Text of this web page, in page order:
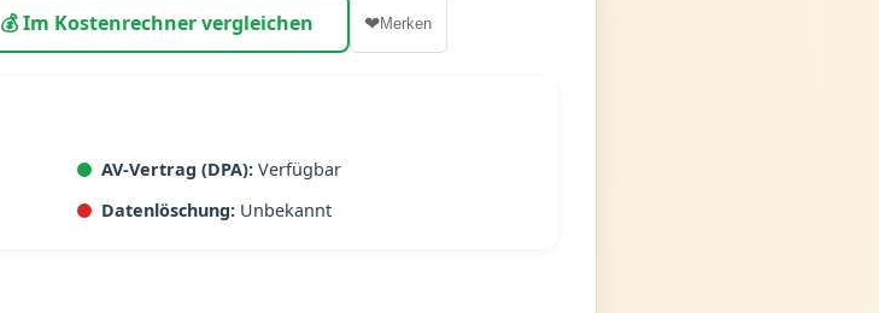
💰 Im Kostenrechner vergleichen ❤Merken
AV-Vertrag (DPA): Verfügbar
Datenlöschung: Unbekannt